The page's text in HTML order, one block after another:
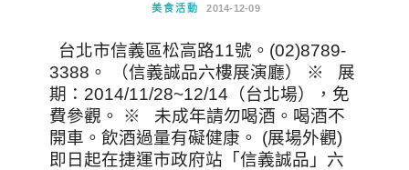
美食活動 2014-12-09
台北市信義區松高路11號。(02)8789-
3388。 （信義誠品六樓展演廳） ※ 展
期：2014/11/28~12/14（台北場），免
費參觀。 ※ 未成年請勿喝酒。喝酒不
開車。飲酒過量有礙健康。 (展場外觀)
即日起在捷運市政府站「信義誠品」六